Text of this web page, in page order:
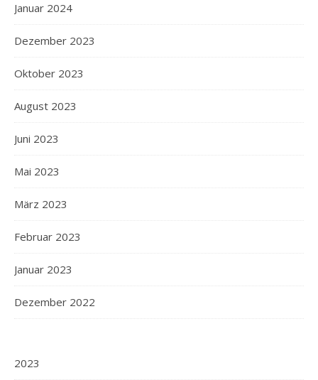
Januar 2024
Dezember 2023
Oktober 2023
August 2023
Juni 2023
Mai 2023
März 2023
Februar 2023
Januar 2023
Dezember 2022
2023